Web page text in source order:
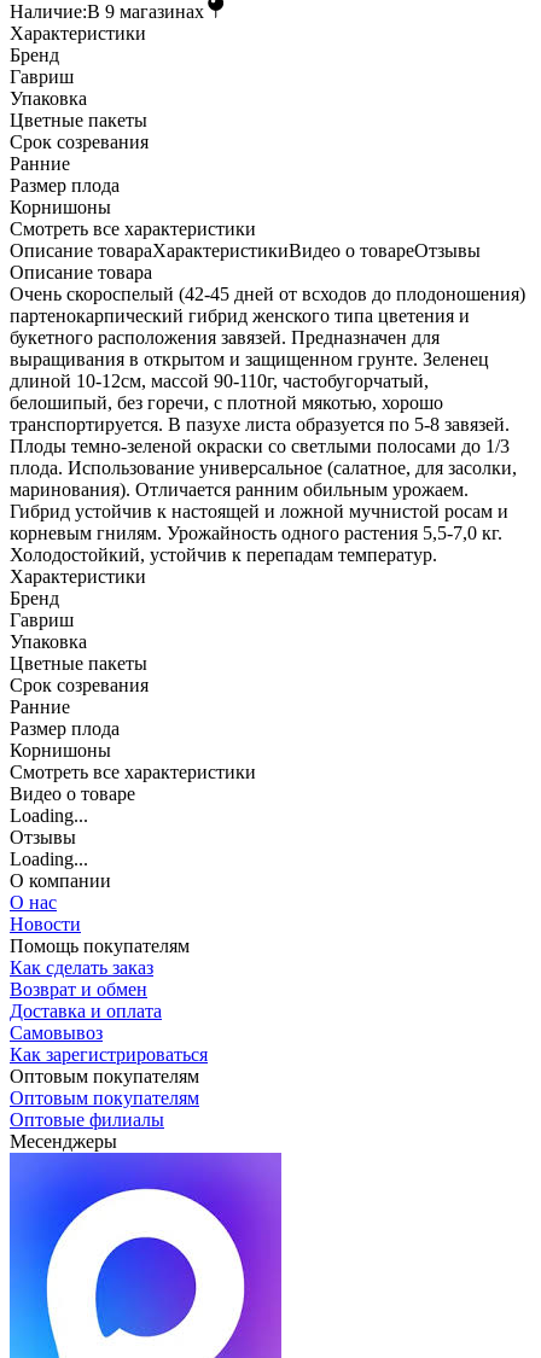
Наличие:В 9 магазинах
Характеристики
Бренд
Гавриш
Упаковка
Цветные пакеты
Срок созревания
Ранние
Размер плода
Корнишоны
Cмотреть все характеристики
Описание товараХарактеристикиВидео о товареОтзывы
Описание товара
Очень скороспелый (42-45 дней от всходов до плодоношения)
партенокарпический гибрид женского типа цветения и
букетного расположения завязей. Предназначен для
выращивания в открытом и защищенном грунте. Зеленец
длиной 10-12см, массой 90-110г, частобугорчатый,
белошипый, без горечи, с плотной мякотью, хорошо
транспортируется. В пазухе листа образуется по 5-8 завязей.
Плоды темно-зеленой окраски со светлыми полосами до 1/3
плода. Использование универсальное (салатное, для засолки,
маринования). Отличается ранним обильным урожаем.
Гибрид устойчив к настоящей и ложной мучнистой росам и
корневым гнилям. Урожайность одного растения 5,5-7,0 кг.
Холодостойкий, устойчив к перепадам температур.
Характеристики
Бренд
Гавриш
Упаковка
Цветные пакеты
Срок созревания
Ранние
Размер плода
Корнишоны
Cмотреть все характеристики
Видео о товаре
Loading...
Отзывы
Loading...
О компании
О нас
Новости
Помощь покупателям
Как сделать заказ
Возврат и обмен
Доставка и оплата
Самовывоз
Как зарегистрироваться
Оптовым покупателям
Оптовым покупателям
Оптовые филиалы
Месенджеры